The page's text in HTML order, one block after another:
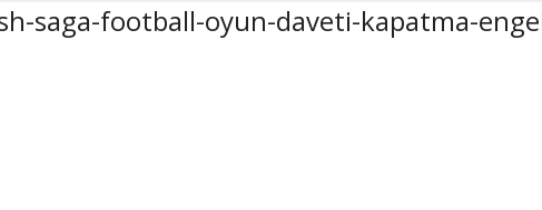
saga-football-oyun-daveti-kapatma-